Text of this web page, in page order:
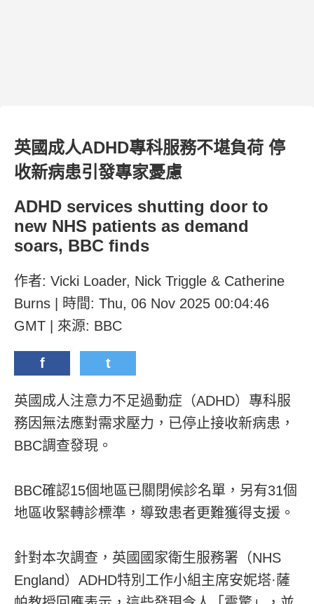
英國成人ADHD專科服務不堪負荷 停
收新病患引發專家憂慮
ADHD services shutting door to
new NHS patients as demand
soars, BBC finds
作者: Vicki Loader, Nick Triggle & Catherine
Burns | 時間: Thu, 06 Nov 2025 00:04:46
GMT | 來源: BBC
f t
英國成人注意力不足過動症（ADHD）專科服
務因無法應對需求壓力，已停止接收新病患，
BBC調查發現。
BBC確認15個地區已關閉候診名單，另有31個
地區收緊轉診標準，導致患者更難獲得支援。
針對本次調查，英國國家衛生服務署（NHS
England）ADHD特別工作小組主席安妮塔·薩